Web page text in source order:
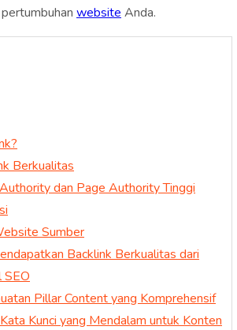
website Anda.
Berkualitas
dan Page Authority Tinggi
Sumber
Backlink Berkualitas dari
SEO
Pillar Content yang Komprehensif
Kunci yang Mendalam untuk Konten